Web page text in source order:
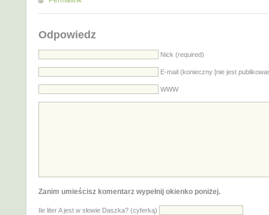
Odpowiedz
Nick (required)
E-mail (konieczny [nie jest
WWW
Zanim umieścisz komentarz wypełnij okienko poniżej.
Ile liter A jest w słowie Daszka? (cyferką)